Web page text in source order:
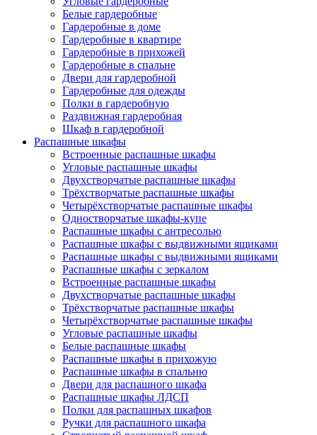
Белые гардеробные
Гардеробные в доме
Гардеробные в квартире
Гардеробные в прихожей
Гардеробные в спальне
Двери для гардеробной
Гардеробные для одежды
Полки в гардеробную
Раздвижная гардеробная
Шкаф в гардеробной
Распашные шкафы
Встроенные распашные шкафы
Угловые распашные шкафы
Двухстворчатые распашные шкафы
Трёхстворчатые распашные шкафы
Четырёхстворчатые распашные шкафы
Одностворчатые шкафы-купе
Распашные шкафы с антресолью
Распашные шкафы с выдвижными ящиками
Распашные шкафы с выдвижными ящиками
Распашные шкафы с зеркалом
Встроенные распашные шкафы
Двухстворчатые распашные шкафы
Трёхстворчатые распашные шкафы
Четырёхстворчатые распашные шкафы
Угловые распашные шкафы
Белые распашные шкафы
Распашные шкафы в прихожую
Распашные шкафы в спальню
Двери для распашного шкафа
Распашные шкафы ЛДСП
Полки для распашных шкафов
Ручки для распашного шкафа